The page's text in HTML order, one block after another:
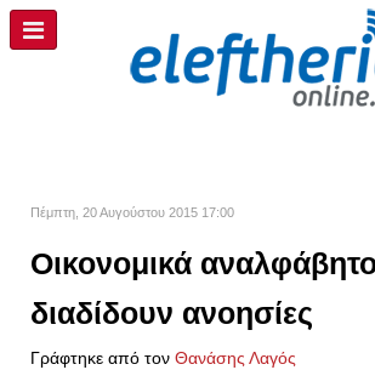
Πέμπτη, 20 Αυγούστου 2015 17:00
Οικονομικά
διαδίδουν ανοησίες
Γράφτηκε από τον Θανάσης Λαγός